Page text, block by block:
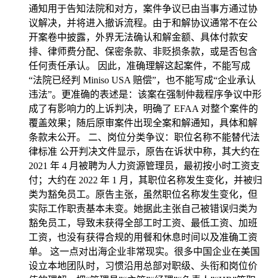
通知用于告知法院和对方，案件争议已由当事方通过协
议解决，并将进入撤诉流程。由于和解协议通常不在公
开案卷中披露，外界无法确认和解金额、具体付款安
排、律师费分配、保密条款、非贬损条款，或是否包含
任何责任承认。 因此，准确理解这起案件，不能写成
“法院已经判 Miniso USA 赔偿”，也不能写成“企业承认
违法”。更准确的表述是：该案在强制仲裁程序争议中形
成了有影响力的上诉判决，明确了 EFAA 对整个案件的
覆盖效果；随后原审案件出现全案和解通知，具体和解
条款未公开。 二、岗位分类争议：职位名称不能替代法
律标准 公开判决文件显示，原告在诉状中称，其大约在
2021 年 4 月被聘为人力资源管理员，最初按小时工资支
付；大约在 2022 年 1 月，其职位名称发生变化，并被归
类为豁免员工。原告主张，虽然职位名称发生变化，但
实际工作职责基本未变。她据此主张自己被错误归类为
豁免员工，导致未获得全部工时工资、最低工资、加班
工资，也没有获得合规的用餐和休息时间以及准确工资
单。 这一点对出海企业非常现实。很多中国企业在美国
设立本地团队时，习惯沿用总部对职级、头衔和岗位价